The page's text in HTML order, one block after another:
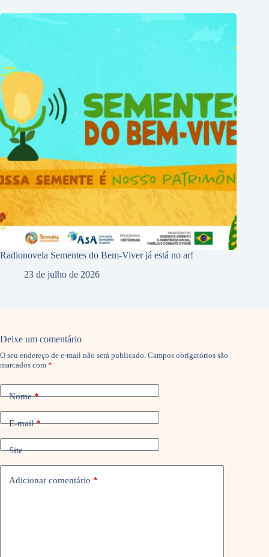
Radionovela Sementes do Bem-Viver já está no ar!
23 de julho de 2026
Deixe um comentário
O seu endereço de e-mail não será publicado. Campos obrigatórios são
marcados com *
Nome*
E-mail*
Site
Adicionar comentário *